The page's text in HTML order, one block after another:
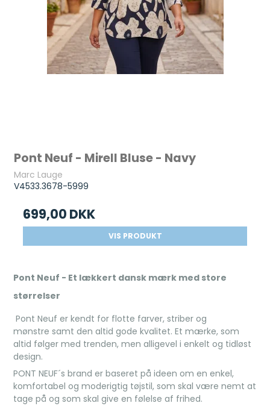
Pont Neuf - Mirell Bluse - Navy
Marc Lauge
V4533.3678-5999
699,00 DKK
VIS PRODUKT
Pont Neuf - Et lækkert dansk mærk med store
størrelser
Pont Neuf er kendt for flotte farver, striber og
mønstre samt den altid gode kvalitet. Et mærke, som
altid følger med trenden, men alligevel i enkelt og tidløst
design.
PONT NEUF´s brand er baseret på ideen om en enkel,
komfortabel og moderigtig tøjstil, som skal være nemt at
tage på og som skal give en følelse af frihed.